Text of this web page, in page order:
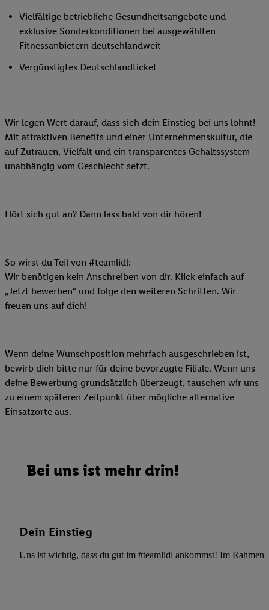
Vielfältige betriebliche Gesundheitsangebote und
exklusive Sonderkonditionen bei ausgewählten
Fitnessanbietern deutschlandweit
Vergünstigtes Deutschlandticket
Wir legen Wert darauf, dass sich dein Einstieg bei uns lohnt!
Mit attraktiven Benefits und einer Unternehmenskultur, die
auf Zutrauen, Vielfalt und ein transparentes Gehaltssystem
unabhängig vom Geschlecht setzt.
Hört sich gut an? Dann lass bald von dir hören!
So wirst du Teil von #teamlidl:
Wir benötigen kein Anschreiben von dir. Klick einfach auf
„Jetzt bewerben“ und folge den weiteren Schritten. Wir
freuen uns auf dich!
Wenn deine Wunschposition mehrfach ausgeschrieben ist,
bewirb dich bitte nur für deine bevorzugte Filiale. Wenn uns
deine Bewerbung grundsätzlich überzeugt, tauschen wir uns
zu einem späteren Zeitpunkt über mögliche alternative
Einsatzorte aus.
Bei uns ist mehr drin!
Dein Einstieg
Uns ist wichtig, dass du gut im #teamlidl ankommst! Im Rahmen